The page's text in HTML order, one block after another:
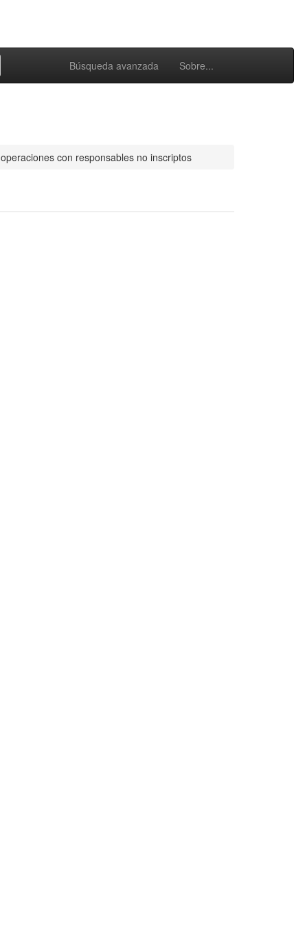
Búsqueda avanzada Sobre...
operaciones con responsables no inscriptos